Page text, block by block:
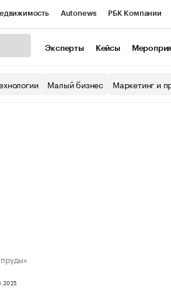
Autonews РБК Компании
Экономика
Эксперты Кейсы
Малый бизнес Маркетинг и